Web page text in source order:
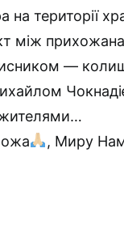
на території
між
—
, Миру